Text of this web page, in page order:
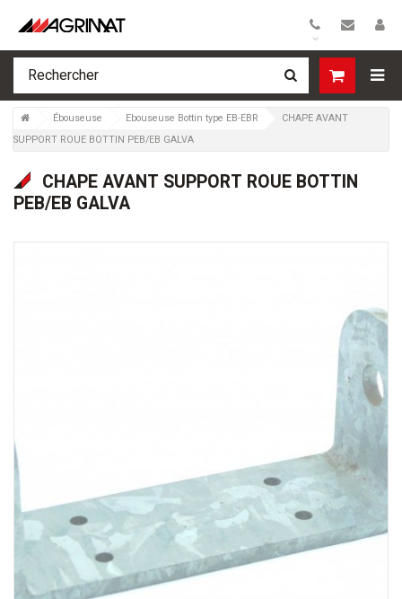
Ébouseuse Ebouseuse Bottin type EB-EBR
CHAPE AVANT
SUPPORT ROUE BOTTIN PEB/EB GALVA
CHAPE AVANT SUPPORT ROUE BOTTIN
PEB/EB GALVA